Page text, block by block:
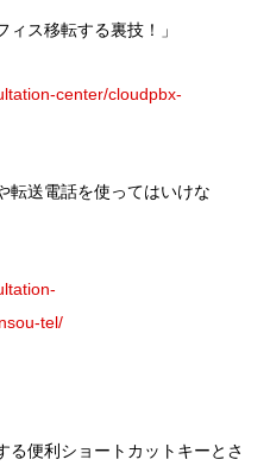
ィス移転する裏技！」
center/cloudpbx-
転送電話を使ってはいけな
tel/
る便利ショートカットキーとさ